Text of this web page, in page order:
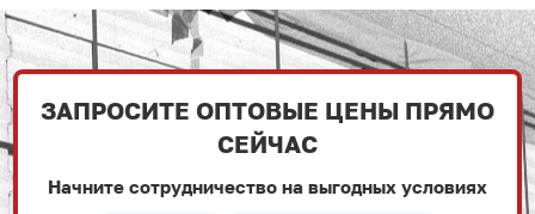
ЗАПРОСИТЕ ОПТОВЫЕ ЦЕНЫ ПРЯМО
СЕЙЧАС
Начните сотрудничество на выгодных условиях